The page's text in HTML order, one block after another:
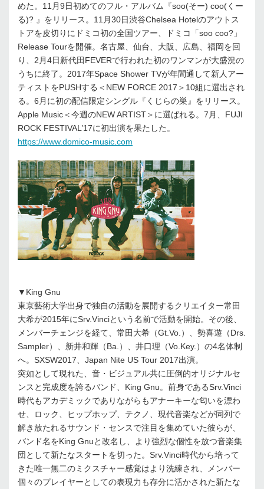
めた。11月9日初めてのフル・アルバム『soo(そー) coo(くー
る)? 』をリリース。11月30日渋谷Chelsea Hotelのアウトス
トアを皮切りにドミコ初の全国ツアー、ドミコ「soo coo?」
Release Tourを開催。名古屋、仙台、大阪、広島、福岡を回
り、2月4日新代田FEVERで行われた初のワンマンが大盛況の
うちに終了。2017年Space Shower TVが年間通して新人アー
ティストをPUSHする＜NEW FORCE 2017＞10組に選出され
る。6月に初の配信限定シングル『くじらの巣』をリリース。
Apple Music＜今週のNEW ARTIST＞に選ばれる。7月、FUJI
ROCK FESTIVAL’17に初出演を果たした。
https://www.domico-music.com
▼King Gnu
東京藝術大学出身で独自の活動を展開するクリエイター常田
大希が2015年にSrv.Vinciという名前で活動を開始。その後、
メンバーチェンジを経て、常田大希（Gt.Vo.）、勢喜遊（Drs.
Sampler）、新井和輝（Ba.）、井口理（Vo.Key.）の4名体制
へ。SXSW2017、Japan Nite US Tour 2017出演。
突如として現れた、音・ビジュアル共に圧倒的オリジナルセ
ンスと完成度を誇るバンド、King Gnu。前身であるSrv.Vinci
時代もアカデミックでありながらもアナーキーな匂いを漂わ
せ、ロック、ヒップホップ、テクノ、現代音楽などが同列で
解き放たれるサウンド・センスで注目を集めていた彼らが、
バンド名をKing Gnuと改名し、より強烈な個性を放つ音楽集
団として新たなスタートを切った。Srv.Vinci時代から培って
きた唯一無二のミクスチャー感覚はより洗練され、メンバー
個々のプレイヤーとしての表現力も存分に活かされた新たな